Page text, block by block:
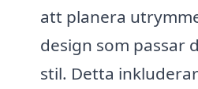
att planera
design som passar
stil. Detta